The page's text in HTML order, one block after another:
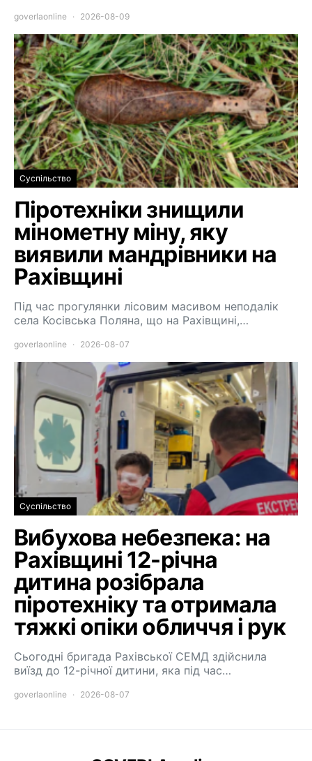
goverlaonline 2026-08-09
Суспільство
Піротехніки знищили
мінометну міну, яку
виявили мандрівники на
Рахівщині
Під час прогулянки лісовим масивом неподалік
села Косівська Поляна, що на Рахівщині,…
goverlaonline 2026-08-07
Суспільство
Вибухова небезпека: на
Рахівщині 12-річна
дитина розібрала
піротехніку та отримала
тяжкі опіки обличчя і рук
Сьогодні бригада Рахівської СЕМД здійснила
виїзд до 12-річної дитини, яка під час…
goverlaonline 2026-08-07